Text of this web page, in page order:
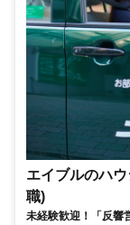
エイブルのハ
職)
未経験歓迎！「反響